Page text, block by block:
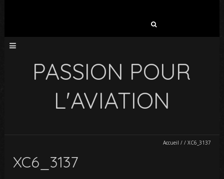
PASSION POUR
L'AVIATION
Accueil / / XC6_3137
XC6_3137